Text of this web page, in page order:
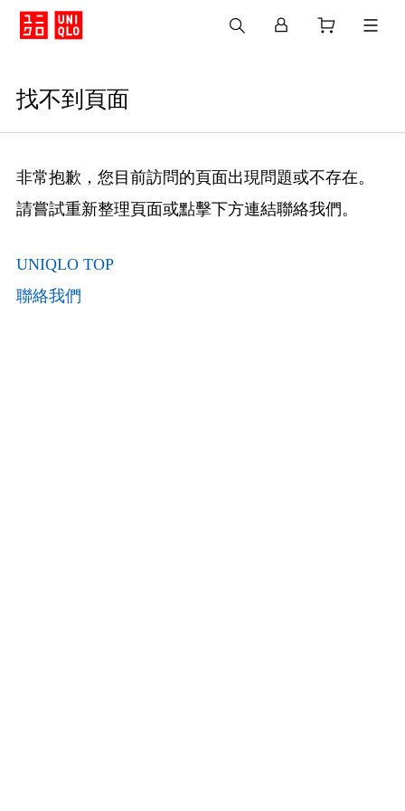
找不到頁面
非常抱歉，您目前訪問的頁面出現問題或不存在。
請嘗試重新整理頁面或點擊下方連結聯絡我們。
UNIQLO TOP
聯絡我們